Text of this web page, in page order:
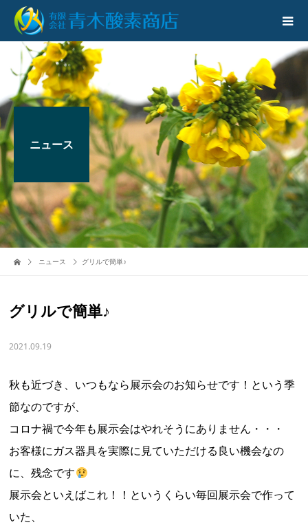
ニュース
ニュース グリルで簡単♪
グリルで簡単♪
2021.09.19
秋も近づき、いつもなら展示会のお知らせです！という季
節なのですが、
コロナ禍で今年も展示会はやれそうにありません・・・
お客様にガス器具を実際に見ていただける良い機会なの
に、残念です
展示会といえばこれ！！というくらい毎回展示会で作って
いた、